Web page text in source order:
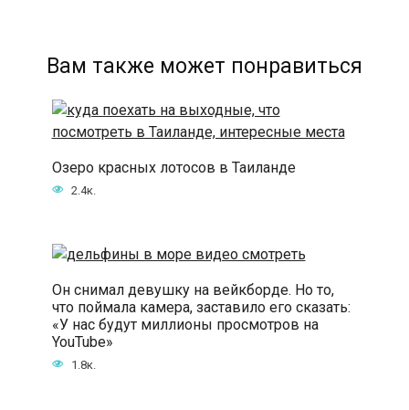
Вам также может понравиться
Озеро красных лотосов в Таиланде
2.4к.
Он снимал девушку на вейкборде. Но то,
что поймала камера, заставило его сказать:
«У нас будут миллионы просмотров на
YouTube»
1.8к.